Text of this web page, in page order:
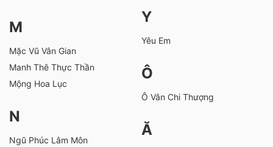
M
Mặc Vũ Vân Gian
Manh Thê Thực Thần
Mộng Hoa Lục
N
Ngũ Phúc Lâm Môn
Y
Yêu Em
Ô
Ô Vân Chi Thượng
Ă